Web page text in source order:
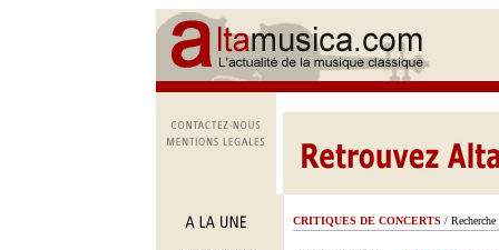
CRITIQUES DE CONCERTS / Recherche